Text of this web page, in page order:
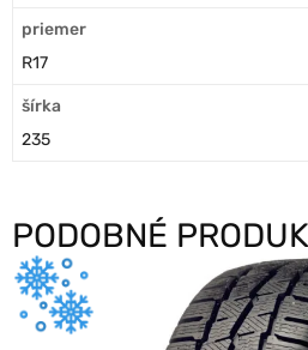
priemer
R17
šírka
235
PODOBNÉ